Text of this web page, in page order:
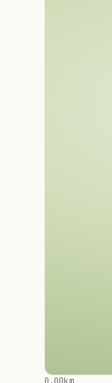
0.00km